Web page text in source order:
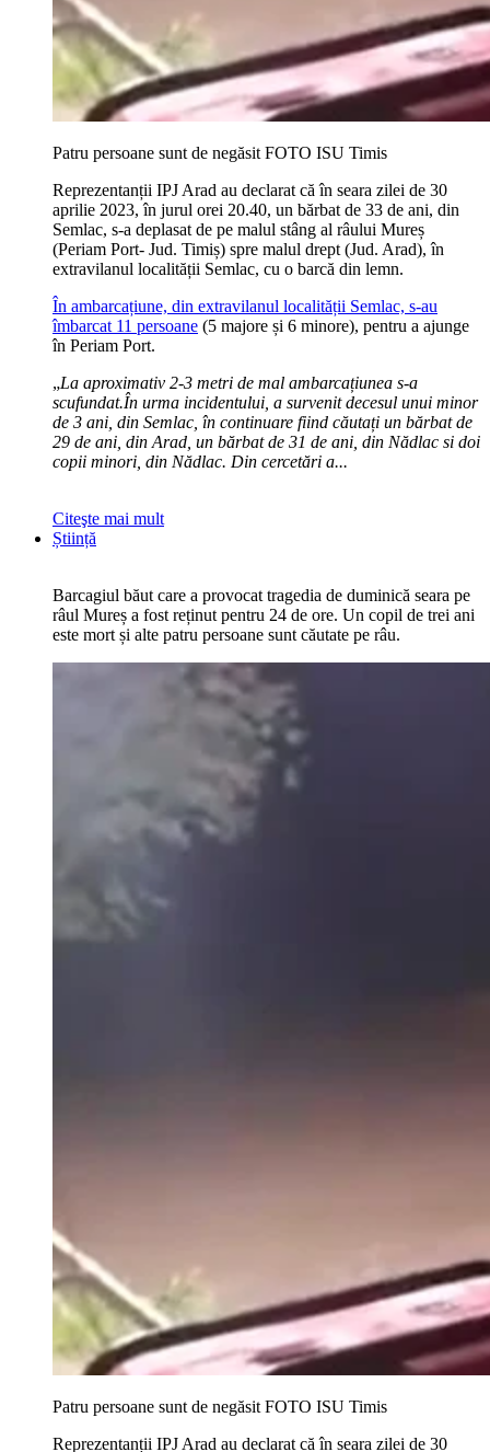
Patru persoane sunt de negăsit FOTO ISU Timis
Reprezentanții IPJ Arad au declarat că în seara zilei de 30
aprilie 2023, în jurul orei 20.40, un bărbat de 33 de ani, din
Semlac, s-a deplasat de pe malul stâng al râului Mureș
(Periam Port- Jud. Timiș) spre malul drept (Jud. Arad), în
extravilanul localității Semlac, cu o barcă din lemn.
În ambarcațiune, din extravilanul localității Semlac, s-au
îmbarcat 11 persoane (5 majore și 6 minore), pentru a ajunge
în Periam Port.
„La aproximativ 2-3 metri de mal ambarcațiunea s-a
scufundat.În urma incidentului, a survenit decesul unui minor
de 3 ani, din Semlac, în continuare fiind căutați un bărbat de
29 de ani, din Arad, un bărbat de 31 de ani, din Nădlac si doi
copii minori, din Nădlac. Din cercetări a...
Citeşte mai mult
Știință
Barcagiul băut care a provocat tragedia de duminică seara pe
râul Mureș a fost reținut pentru 24 de ore. Un copil de trei ani
este mort și alte patru persoane sunt căutate pe râu.
Patru persoane sunt de negăsit FOTO ISU Timis
Reprezentanții IPJ Arad au declarat că în seara zilei de 30